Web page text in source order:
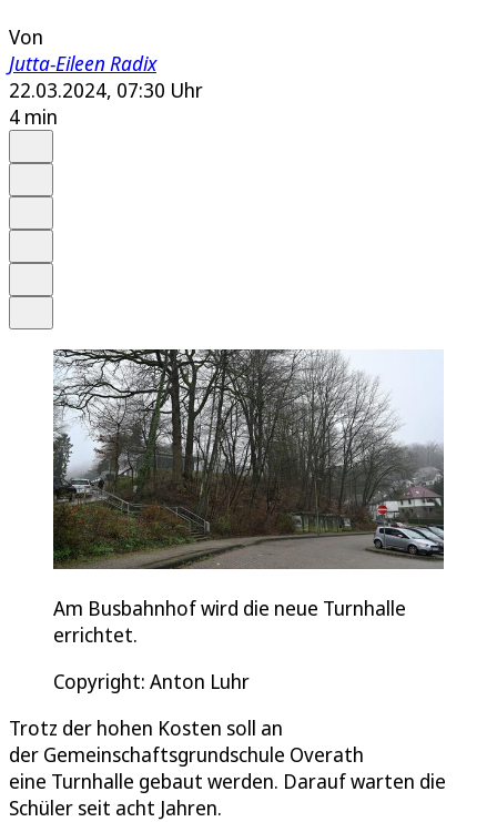
Von
Jutta-Eileen Radix
22.03.2024, 07:30 Uhr
4 min
Am Busbahnhof wird die neue Turnhalle
errichtet.
Copyright: Anton Luhr
Trotz der hohen Kosten soll an
der Gemeinschaftsgrundschule Overath
eine Turnhalle gebaut werden. Darauf warten die
Schüler seit acht Jahren.